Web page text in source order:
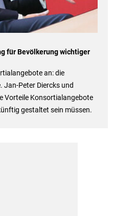
für Bevölkerung wichtiger
an: die
Jan-Peter Diercks und
Vorteile Konsortialangebote
gestaltet sein müssen.